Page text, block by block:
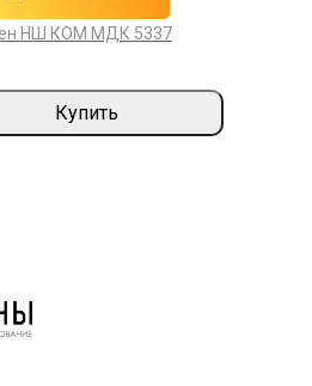
НШ КОМ МДК 5337
Купить